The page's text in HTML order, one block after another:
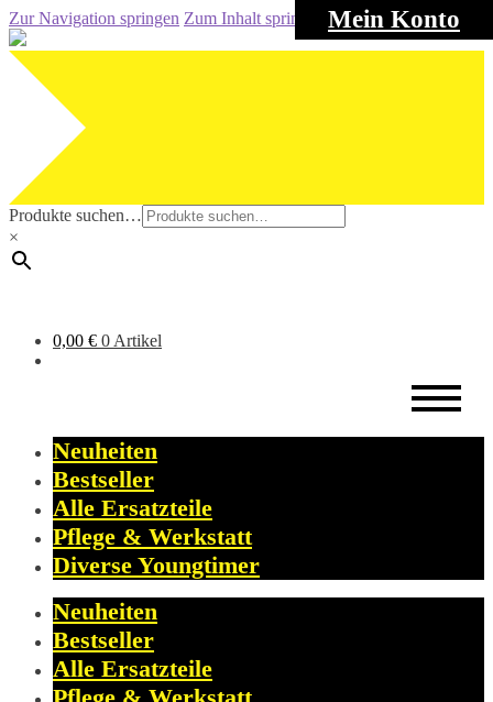
Mein Konto
Zur Navigation springen Zum Inhalt springen
Produkte suchen…
×
0,00 € 0 Artikel
Neuheiten
Bestseller
Alle Ersatzteile
Pflege & Werkstatt
Diverse Youngtimer
Neuheiten
Bestseller
Alle Ersatzteile